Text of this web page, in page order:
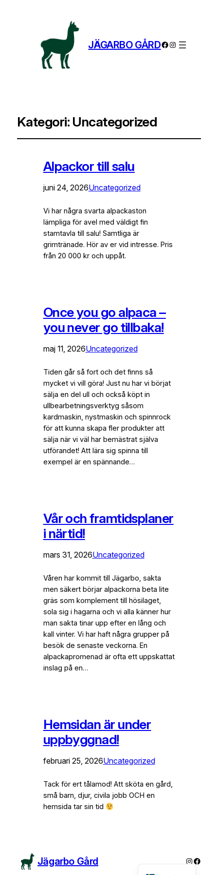
JÄGARBO GÅRDFacebook
Instagram
Kategori: Uncategorized
Alpackor till salu
juni 24, 2026Uncategorized
Vi har några svarta alpackaston
lämpliga för avel med väldigt fin
stamtavla till salu! Samtliga är
grimtränade. Hör av er vid intresse. Pris
från 20 000 kr och uppåt.
Once you go alpaca –
you never go tillbaka!
maj 11, 2026Uncategorized
Tiden går så fort och det finns så
mycket vi vill göra! Just nu har vi börjat
sälja en del ull och också köpt in
ullbearbetningsverktyg såsom
kardmaskin, nystmaskin och spinnrock
för att kunna skapa fler produkter att
sälja när vi väl har bemästrat själva
utförandet! Att lära sig spinna till
exempel är en spännande…
Vår och framtidsplaner
i närtid!
mars 31, 2026Uncategorized
Våren har kommit till Jägarbo, sakta
men säkert börjar alpackorna beta lite
gräs som komplement till hösilaget,
sola sig i hagarna och vi alla känner hur
man sakta tinar upp efter en lång och
kall vinter. Vi har haft några grupper på
besök de senaste veckorna. En
alpackapromenad är ofta ett uppskattat
inslag på en…
Hemsidan är under
uppbyggnad!
februari 25, 2026Uncategorized
Tack för ert tålamod! Att sköta en gård,
små barn, djur, civila jobb OCH en
hemsida tar sin tid
Jägarbo Gård